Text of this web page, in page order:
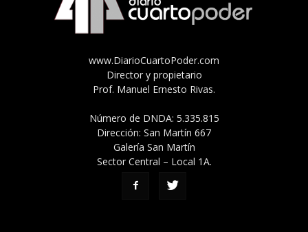
www.DiarioCuartoPoder.com
Director y propietario
Prof. Manuel Ernesto Rivas.
Número de DNDA: 5.335.815
Dirección: San Martín 667
Galería San Martín
Sector Central – Local 1A.